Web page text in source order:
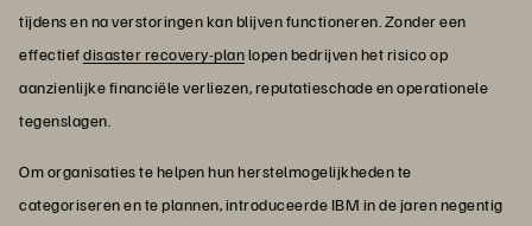
tijdens en na verstoringen kan blijven functioneren. Zonder een
effectiefdisaster recovery-planlopen bedrijven het risico op
aanzienlijke financiële verliezen, reputatieschade en operationele
tegenslagen.
Om organisaties te helpen hun herstelmogelijkheden te
categoriseren en te plannen, introduceerde IBM in de jaren negentig